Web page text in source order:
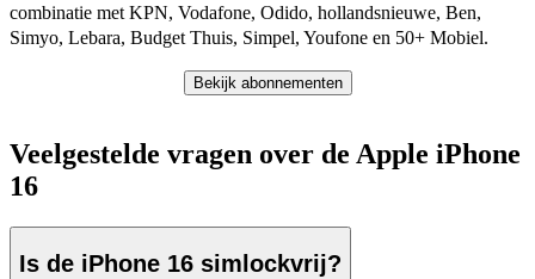
combinatie met KPN, Vodafone, Odido, hollandsnieuwe, Ben,
Simyo, Lebara, Budget Thuis, Simpel, Youfone en 50+ Mobiel.
Bekijk abonnementen
Veelgestelde vragen over de Apple iPhone
16
Is de iPhone 16 simlockvrij?